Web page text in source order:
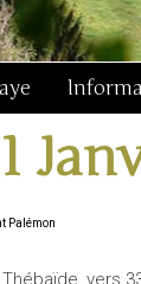
Palémon
Thébaïde, vers